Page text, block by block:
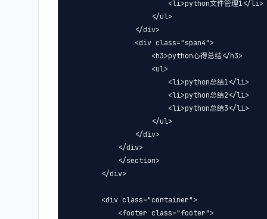
                        <li>python文件管理1</li>
                    </ul>
                </div>
                <div class="span4">
                    <h3>python心得总结</h3>
                    <ul>
                        <li>python总结1</li>
                        <li>python总结2</li>
                        <li>python总结3</li>
                    </ul>
                </div>
            </div>
            </section>
        </div>
        <div class="container">
            <footer class="footer">